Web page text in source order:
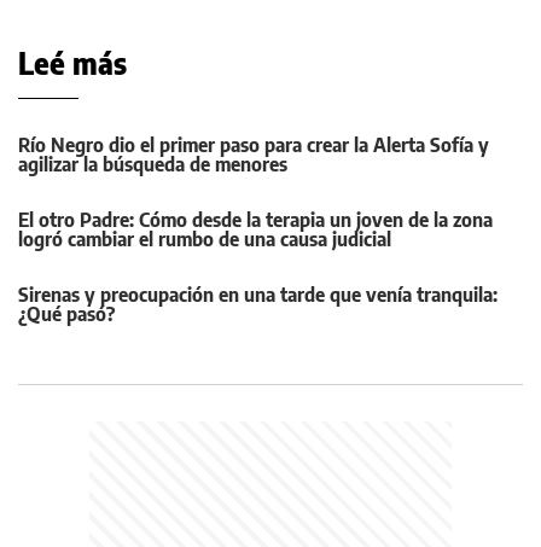
Leé más
Río Negro dio el primer paso para crear la Alerta Sofía y
agilizar la búsqueda de menores
El otro Padre: Cómo desde la terapia un joven de la zona
logró cambiar el rumbo de una causa judicial
Sirenas y preocupación en una tarde que venía tranquila:
¿Qué pasó?